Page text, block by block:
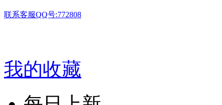
联系客服QQ号:772808
我的收藏